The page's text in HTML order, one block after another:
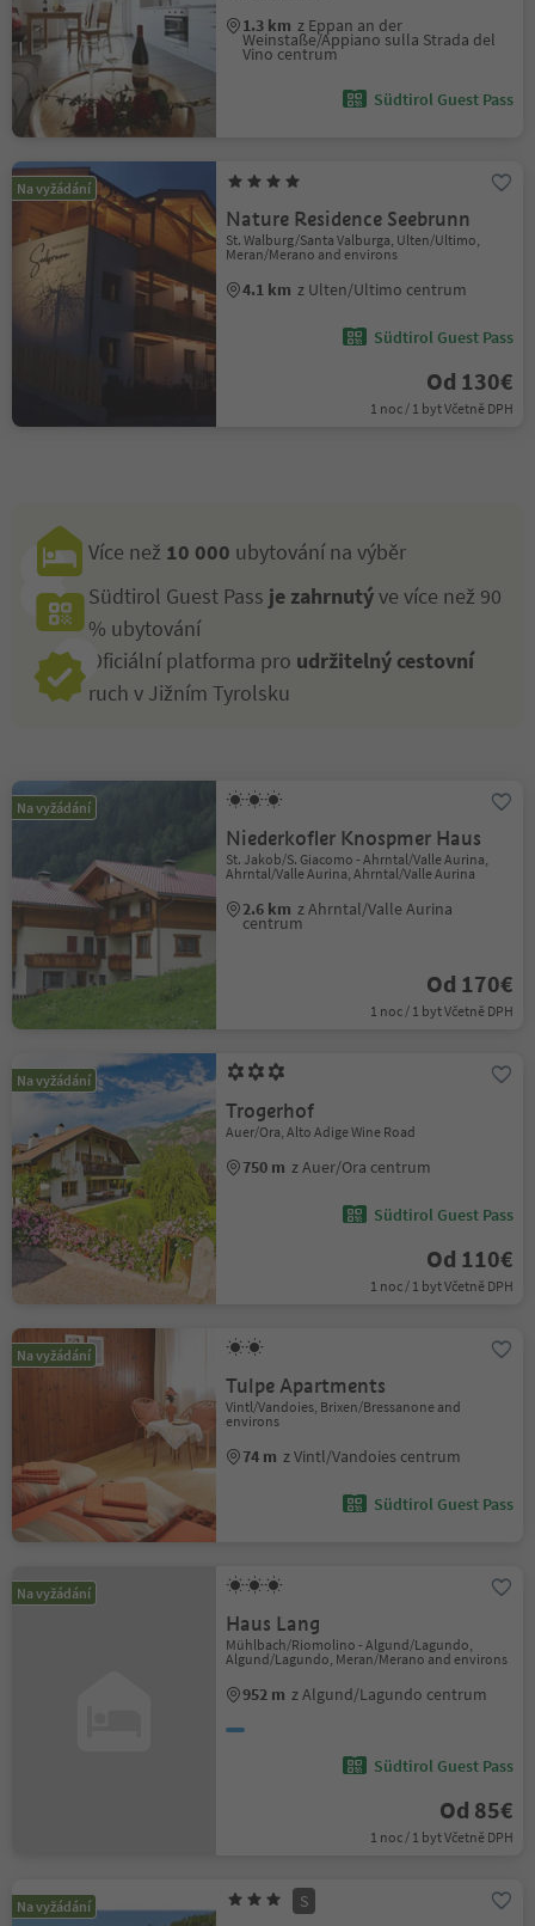
1.3 km z Eppan an der
Weinstaße/Appiano sulla Strada del
Vino centrum
Südtirol Guest Pass
Na vyžádání
Nature Residence Seebrunn
St. Walburg/Santa Valburga, Ulten/Ultimo,
Meran/Merano and environs
4.1 km z Ulten/Ultimo centrum
Südtirol Guest Pass
Od 130€
1 noc / 1 byt Včetně DPH
Více než 10 000 ubytování na výběr
Südtirol Guest Pass je zahrnutýve více než 90
% ubytování
Oficiální platforma pro udržitelný cestovní
ruch v Jižním Tyrolsku
Na vyžádání
Niederkofler Knospmer Haus
St. Jakob/S. Giacomo - Ahrntal/Valle Aurina,
Ahrntal/Valle Aurina, Ahrntal/Valle Aurina
2.6 km z Ahrntal/Valle Aurina
centrum
Od 170€
1 noc / 1 byt Včetně DPH
Na vyžádání
Trogerhof
Auer/Ora, Alto Adige Wine Road
750 m z Auer/Ora centrum
Südtirol Guest Pass
Od 110€
1 noc / 1 byt Včetně DPH
Na vyžádání
Tulpe Apartments
Vintl/Vandoies, Brixen/Bressanone and
environs
74 m z Vintl/Vandoies centrum
Südtirol Guest Pass
Na vyžádání
Haus Lang
Mühlbach/Riomolino - Algund/Lagundo,
Algund/Lagundo, Meran/Merano and environs
952 m z Algund/Lagundo centrum
Südtirol Guest Pass
Od 85€
1 noc / 1 byt Včetně DPH
Na vyžádání S